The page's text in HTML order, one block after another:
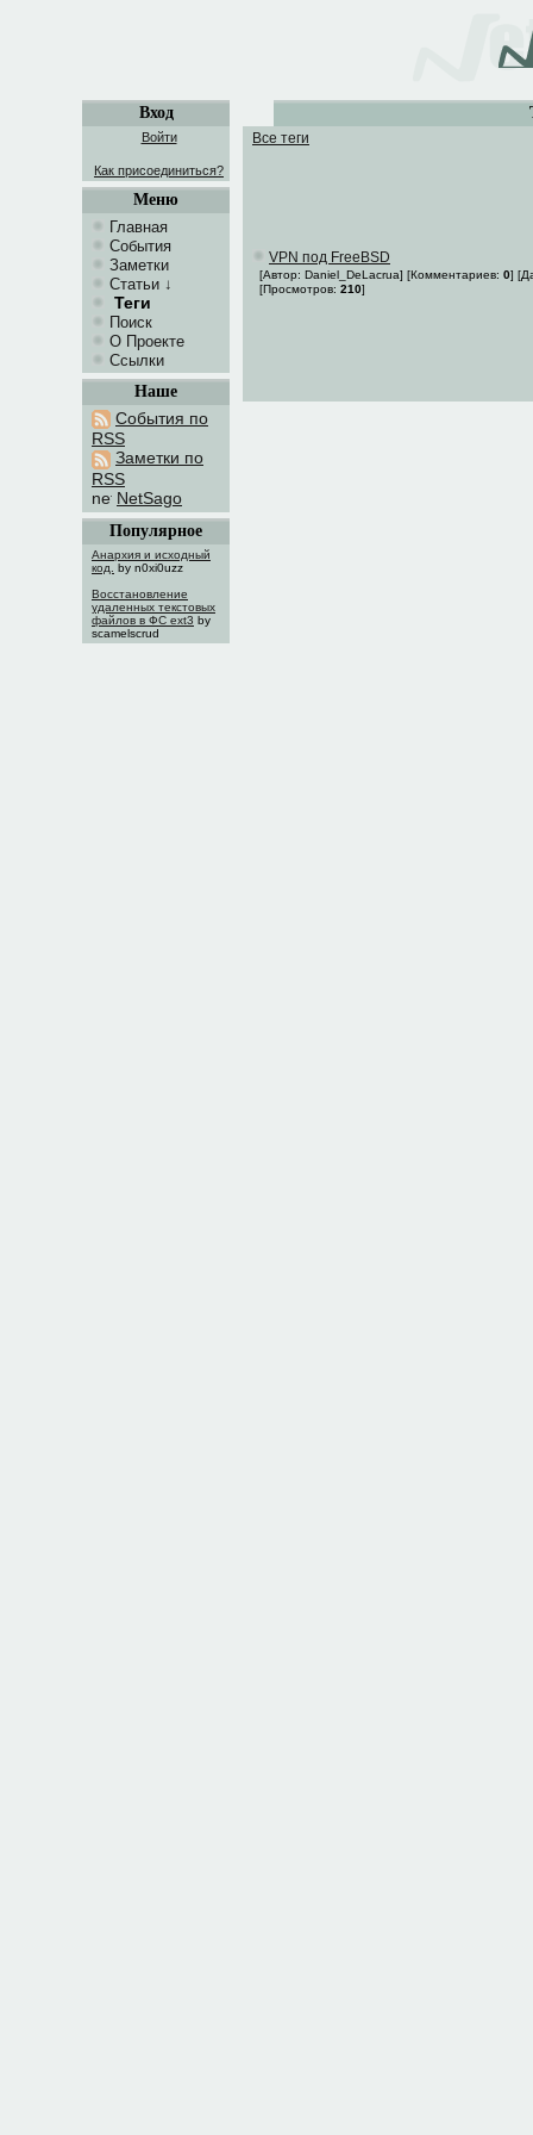
Вход
Войти
Как присоединиться?
Меню
Главная
События
Заметки
Статьи ↓
Теги
Поиск
О Проекте
Ссылки
Наше
События по
RSS
Заметки по
RSS
NetSago
Популярное
Анархия и исходный
код.
by n0xi0uzz
Восстановление
удаленных текстовых
файлов в ФС ext3 by
scamelscrud
Все теги
VPN под FreeBSD
[Автор: Daniel_DeLacrua] [Комментариев: 0]
[Просмотров: 210]